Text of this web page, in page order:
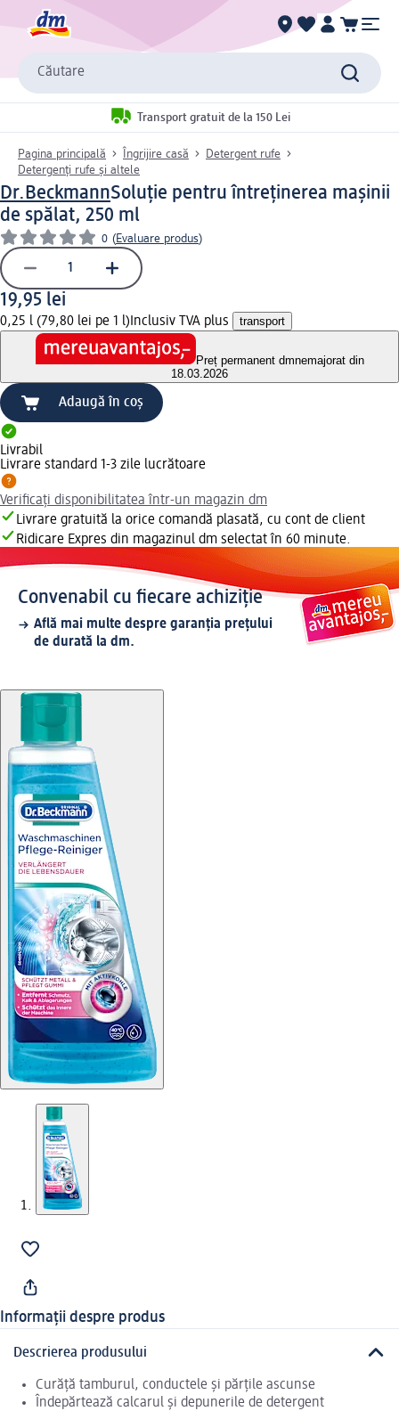
Căutare
Transport gratuit de la 150 Lei
Pagina principală Îngrijire casă
Detergent rufe
Detergenți rufe și altele
Dr.BeckmannSoluție pentru întreținerea mașinii
de spălat, 250 ml
0 (Evaluare produs)
19,95 lei
0,25 l (79,80 lei pe 1 l) Inclusiv TVA plus transport
Preț permanent dmnemajorat din
18.03.2026
Adaugă în coș
Livrabil
Livrare standard 1-3 zile lucrătoare
Verificați disponibilitatea într-un magazin dm
Livrare gratuită la orice comandă plasată, cu cont de client
Ridicare Expres din magazinul dm selectat în 60 minute.
Convenabil cu fiecare achiziție
Află mai multe despre garanția prețului
de durată la dm.
Informații despre produs
Descrierea produsului
Curăță tamburul, conductele și părțile ascunse
Îndepărtează calcarul și depunerile de detergent